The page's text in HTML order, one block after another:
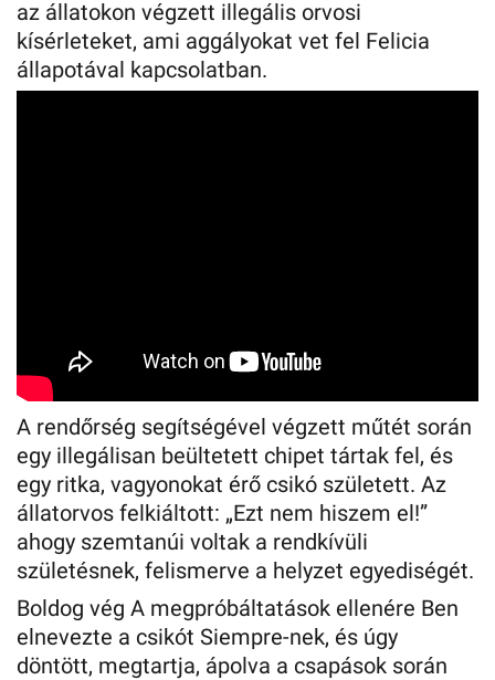
az állatokon végzett illegális orvosi
kísérleteket, ami aggályokat vet fel Felicia
állapotával kapcsolatban.
A rendőrség segítségével végzett műtét során
egy illegálisan beültetett chipet tártak fel, és
egy ritka, vagyonokat érő csikó született. Az
állatorvos felkiáltott: „Ezt nem hiszem el!”
ahogy szemtanúi voltak a rendkívüli
születésnek, felismerve a helyzet egyediségét.
Boldog vég A megpróbáltatások ellenére Ben
elnevezte a csikót Siempre-nek, és úgy
döntött, megtartja, ápolva a csapások során